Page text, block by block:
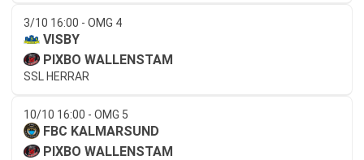
3/10 16:00 - OMG 4
VISBY
PIXBO WALLENSTAM
SSL HERRAR
10/10 16:00 - OMG 5
FBC KALMARSUND
PIXBO WALLENSTAM